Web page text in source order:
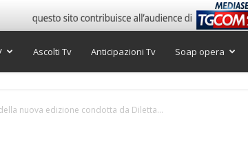
Ascolti Tv Anticipazioni Tv Soap opera
nuova edizione condotta da Diletta...